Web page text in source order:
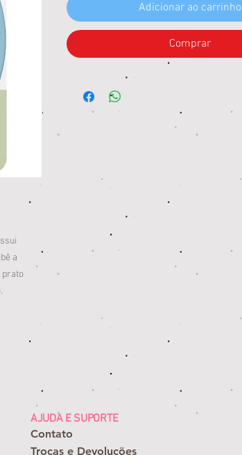
a
prato
Adicionar ao carrinho
Comprar
AJUDA E SUPORTE
Contato
Trocas e Devoluções